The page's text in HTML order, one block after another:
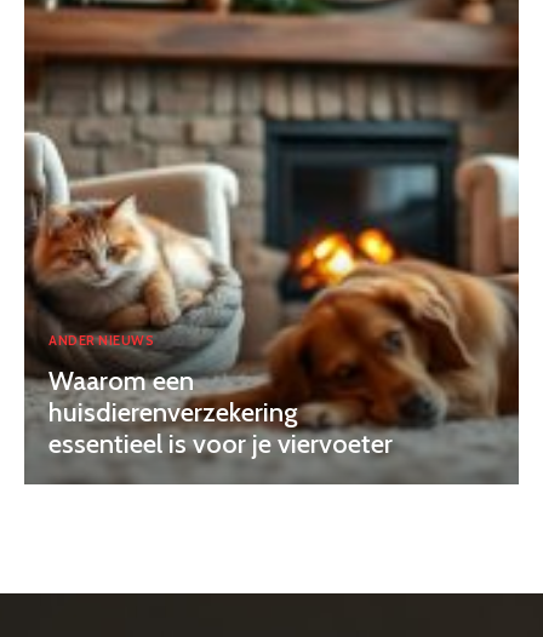
ANDER NIEUWS
Waarom een
huisdierenverzekering
essentieel is voor je viervoeter